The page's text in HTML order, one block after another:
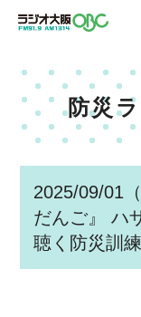
防災
2025/09/01
だんご』 ハ
聴く防災訓練